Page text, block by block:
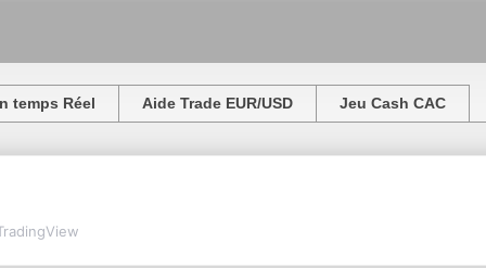
temps Réel Aide Trade EUR/USD Jeu Cash CAC